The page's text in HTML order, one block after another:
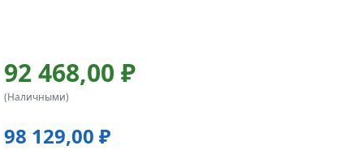
92 468,00 ₽
(Наличными)
98 129,00 ₽